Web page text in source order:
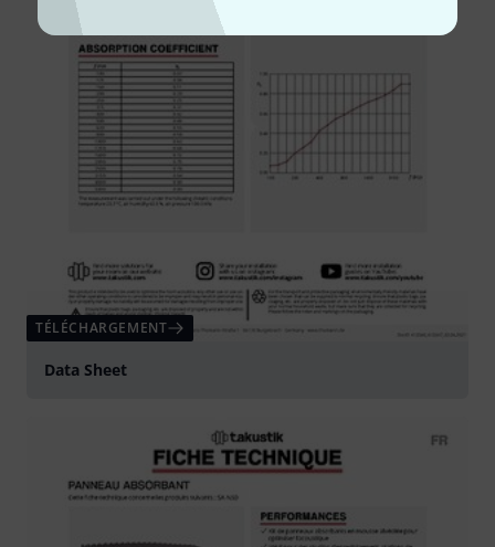
TÉLÉCHARGEMENT
Data Sheet